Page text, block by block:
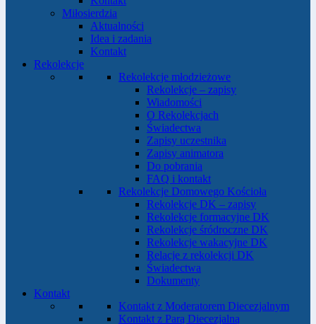
Miłosierdzia
Aktualności
Idea i zadania
Kontakt
Rekolekcje
Rekolekcje młodzieżowe
Rekolekcje – zapisy
Wiadomości
O Rekolekcjach
Świadectwa
Zapisy uczestnika
Zapisy animatora
Do pobrania
FAQ i kontakt
Rekolekcje Domowego Kościoła
Rekolekcje DK – zapisy
Rekolekcje formacyjne DK
Rekolekcje śródroczne DK
Rekolekcje wakacyjne DK
Relacje z rekolekcji DK
Świadectwa
Dokumenty
Kontakt
Kontakt z Moderatorem Diecezjalnym
Kontakt z Parą Diecezjalną